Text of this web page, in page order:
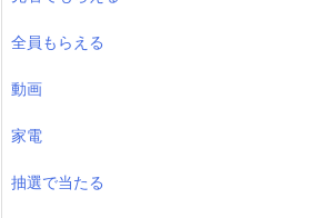
全員もらえる
動画
家電
抽選で当たる